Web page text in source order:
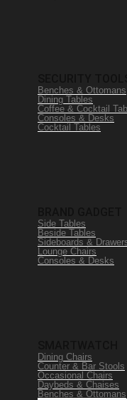
Benches & Ottomans
Dining Tables
Coffee & Cocktail
Consoles & Desks
Cocktail Tables
Side Tables
Beside Tables
Sideboards &
Lounge Chairs
Consoles & Desks
Dining Chairs
Counter & Bar Stools
Occasional Chairs
Daybeds & Chaises
Benches & Ottomans